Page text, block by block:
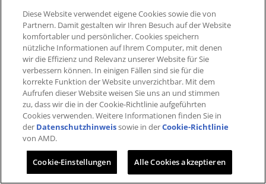
bis sie gemäß diesem Abschnitt 11 gekündigt wird.
11.2 Kündigung durch den Lizenznehmer. Der
Lizenznehmer kann diese Vereinbarung jederzeit
aus beliebigem Grund oder ohne Grund kündigen,
indem er die lizenzierten Materialien und alle
Kopien und abgeleiteten Werke vernichtet und Xilinx
davon in Kenntnis setzt. Der Lizenznehmer kann
diese Vereinbarung auch wegen eines wesentlichen
Vertragsverstoßes von Xilinx kündigen,
vorausgesetzt, der Lizenznehmer hat Xilinx
schriftlich über diesen Verstoß informiert und Xilinx
behebt den Verstoß nicht innerhalb von dreißig (30)
Diese Website verwendet eigene Cookies sowie die von
Partnern​. Damit gestalten wir Ihren Besuch auf der Website
komfortabler und persönlicher. ​Cookies speichern
nützliche Informationen auf Ihrem Computer, mit denen
wir die Effizienz und Relevanz unserer Website für Sie
verbessern können. ​In einigen Fällen sind sie für die
korrekte Funktion der Website unverzichtbar. Mit dem
Aufrufen dieser Website weisen Sie uns an und stimmen
zu, dass wir die in der Cookie-Richtlinie aufgeführten
Cookies verwenden​. Weitere Informationen finden Sie in
der Datenschutzhinweissowie in derCookie-Richtlinie
von AMD.
Cookie-Einstellungen Alle Cookies akzeptieren